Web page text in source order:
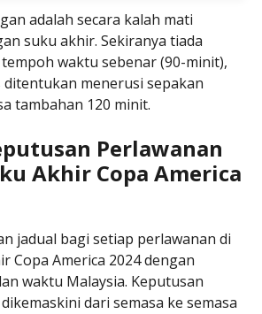
adalah secara kalah mati
suku akhir. Sekiranya tiada
waktu sebenar (90-minit),
menerusi sepakan
tambahan 120 minit.
Perlawanan
Akhir Copa America
jadual bagi setiap perlawanan di
Copa America 2024 dengan
waktu Malaysia. Keputusan
dari semasa ke semasa